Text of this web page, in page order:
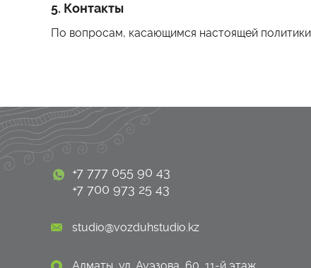
5. Контакты
По вопросам, касающимся настоящей
+7 777 055 90 43
+7 700 973 25 43
studio@vozduhstudio.kz